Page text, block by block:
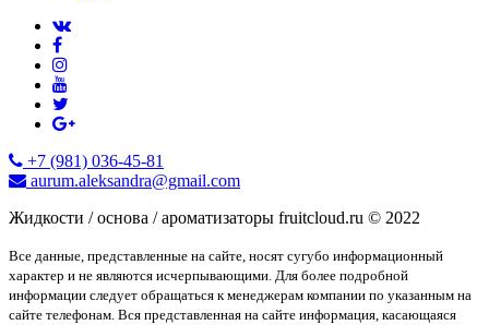
+7 (981) 036-45-81
aurum.aleksandra@gmail.com
Жидкости / основа / ароматизаторы fruitcloud.ru © 2022
Все данные, представленные на сайте, носят сугубо информационный
характер и не являются исчерпывающими. Для более подробной
информации следует обращаться к менеджерам компании по указанным на
сайте телефонам. Вся представленная на сайте информация, касающаяся